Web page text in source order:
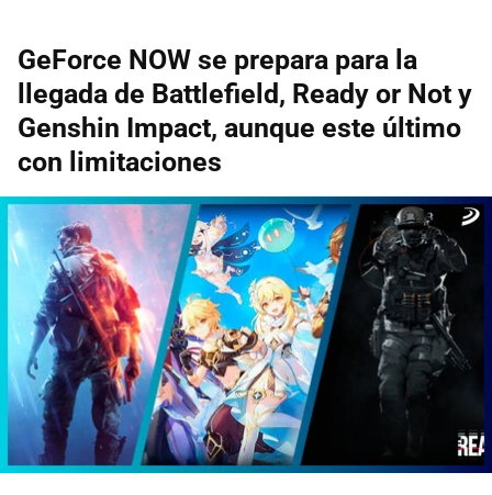
GeForce NOW se prepara para la
llegada de Battlefield, Ready or Not y
Genshin Impact, aunque este último
con limitaciones